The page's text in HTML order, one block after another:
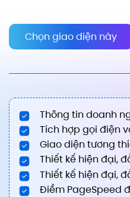
Chọn giao diện này
Thông tin doanh
Tích hợp gọi điện
Giao diện tương
Thiết kế hiện đại,
Thiết kế hiện đại,
Điểm PageSpeed